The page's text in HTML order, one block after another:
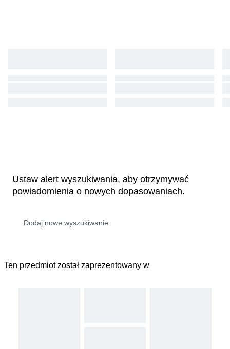
Ustaw alert wyszukiwania, aby otrzymywać
powiadomienia o nowych dopasowaniach.
Ten przedmiot został zaprezentowany w